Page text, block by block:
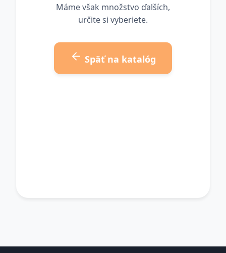
Máme však množstvo ďalších,
určite si vyberiete.
Späť na katalóg